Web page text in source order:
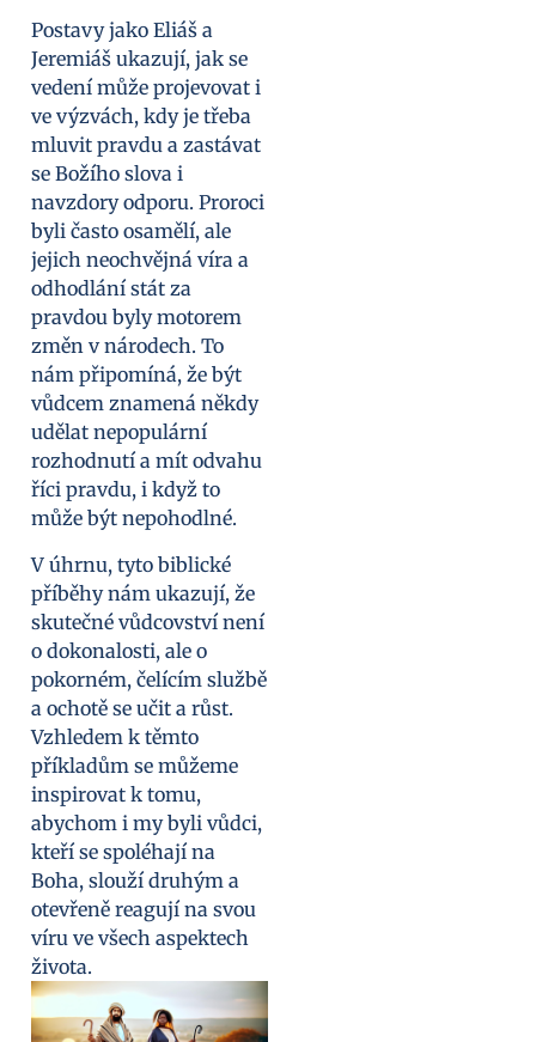
Postavy jako Eliáš a
Jeremiáš ukazují, jak se
vedení může projevovat i
ve výzvách, kdy je třeba
mluvit pravdu a zastávat
se Božího slova i
navzdory odporu. Proroci
byli často osamělí, ale
jejich neochvějná víra a
odhodlání stát za
pravdou byly motorem
změn v národech. To
nám připomíná, že být
vůdcem znamená někdy
udělat nepopulární
rozhodnutí a mít odvahu
říci pravdu, i když to
může být nepohodlné.
V úhrnu, tyto biblické
příběhy nám ukazují, že
skutečné vůdcovství není
o dokonalosti, ale o
pokorném, čelícím službě
a ochotě se učit a růst.
Vzhledem k těmto
příkladům se můžeme
inspirovat k tomu,
abychom i my byli vůdci,
kteří se spoléhají na
Boha, slouží druhým a
otevřeně reagují na svou
víru ve všech aspektech
života.